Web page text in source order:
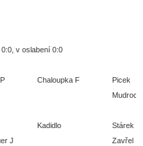
v oslabení 0:0
Chaloupka F
Picek
Mudroch
Kadidlo
Stárek
J Zavřel